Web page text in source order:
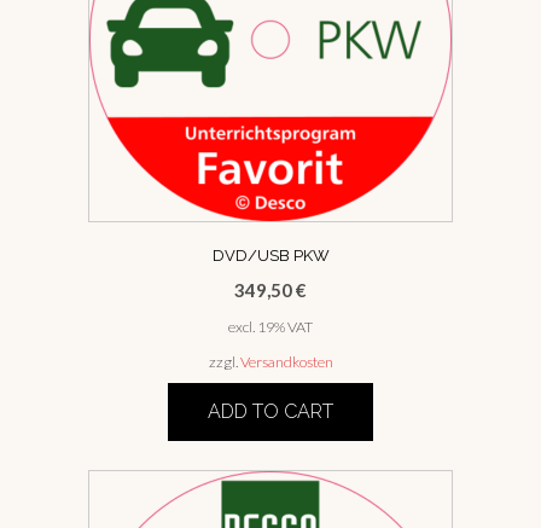
DVD/USB PKW
349,50€
excl. 19% VAT
zzgl.Versandkosten
ADD TO CART